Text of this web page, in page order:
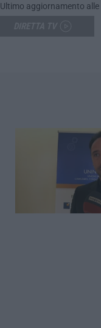
Ultimo aggiornamento alle